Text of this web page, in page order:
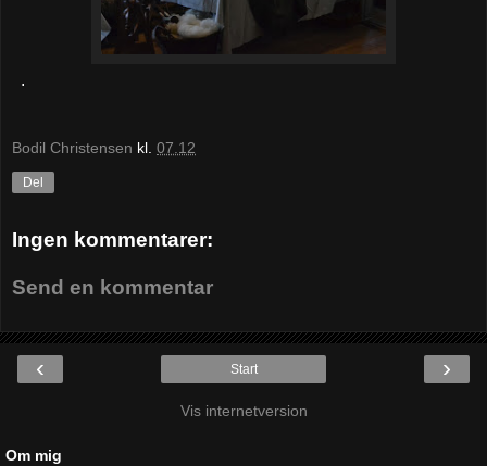
.
Bodil Christensen kl. 07.12
Del
Ingen kommentarer:
Send en kommentar
‹ ›
Start
Vis internetversion
Om mig